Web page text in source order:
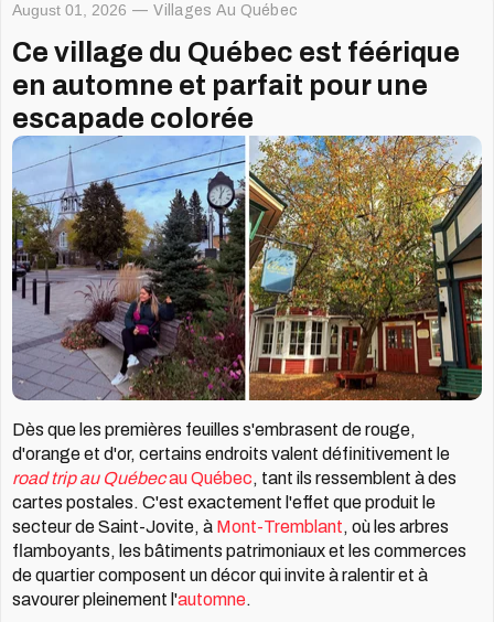
August 01, 2026 Villages Au Québec
Ce village du Québec est féérique
en automne et parfait pour une
escapade colorée
Dès que les premières feuilles s'embrasent de rouge,
d'orange et d'or, certains endroits valent définitivement le
road trip au Québecau Québec, tant ils ressemblent à des
cartes postales. C'est exactement l'effet que produit le
secteur de Saint-Jovite, à Mont-Tremblant, où les arbres
flamboyants, les bâtiments patrimoniaux et les commerces
de quartier composent un décor qui invite à ralentir et à
savourer pleinement l'automne.